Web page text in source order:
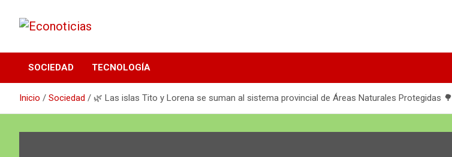
contenido
Econoticias
SOCIEDAD TECNOLOGÍA
Inicio Sociedad 🌿 Las islas Tito y Lorena se suman al sistema provincial de Áreas Naturales Protegidas 🌳